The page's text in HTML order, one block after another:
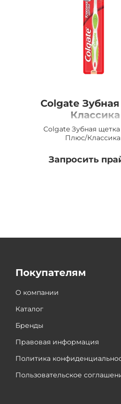
Colgate
Классика
Colgate Зубная
Плюс/Классика
Запросить
Покупателям
О компании
Каталог
Бренды
Правовая информация
Политика
Пользовательское